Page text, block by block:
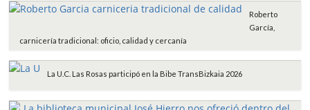
Roberto
García,
carnicería tradicional: oficio, calidad y cercanía
La U.C. Las Rosas participó en la Bibe TransBizkaia 2026